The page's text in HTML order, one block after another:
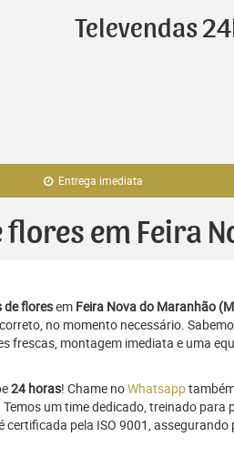
Televendas
Entrega imediata
em Feira
de floresem Feira Nova do Maranhão
no momento necessário.
frescas, montagem imediata e uma
24 horas! Chame noWhatsapp
um time dedicado, treinado
pela ISO 9001,